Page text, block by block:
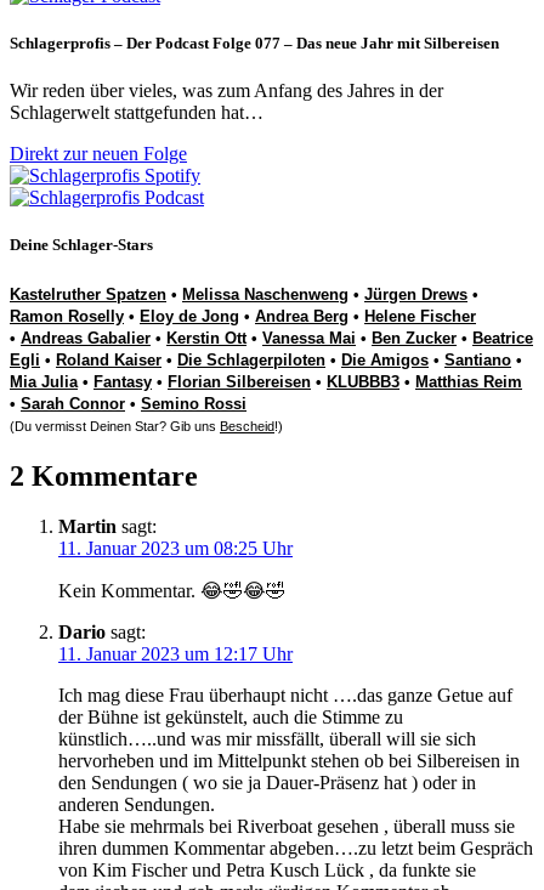
Schlagerprofis – Der Podcast Folge 077 – Das neue Jahr mit Silbereisen
Wir reden über vieles, was zum Anfang des Jahres in der
Schlagerwelt stattgefunden hat…
Direkt zur neuen Folge
Deine Schlager-Stars
Kastelruther Spatzen • Melissa Naschenweng • Jürgen Drews •
Ramon Roselly • Eloy de Jong • Andrea Berg • Helene Fischer
• Andreas Gabalier • Kerstin Ott• Vanessa Mai • Ben Zucker • Beatrice
Egli • Roland Kaiser • Die Schlagerpiloten • Die Amigos • Santiano •
Mia Julia • Fantasy • Florian Silbereisen • KLUBBB3 • Matthias Reim
• Sarah Connor • Semino Rossi
(Du vermisst Deinen Star? Gib uns Bescheid!)
2 Kommentare
Martin sagt:
11. Januar 2023 um 08:25 Uhr
Kein Kommentar. 😂🤣😂🤣
Dario sagt:
11. Januar 2023 um 12:17 Uhr
Ich mag diese Frau überhaupt nicht ….das ganze Getue auf
der Bühne ist gekünstelt, auch die Stimme zu
künstlich…..und was mir missfällt, überall will sie sich
hervorheben und im Mittelpunkt stehen ob bei Silbereisen in
den Sendungen ( wo sie ja Dauer-Präsenz hat ) oder in
anderen Sendungen.
Habe sie mehrmals bei Riverboat gesehen , überall muss sie
ihren dummen Kommentar abgeben….zu letzt beim Gespräch
von Kim Fischer und Petra Kusch Lück , da funkte sie